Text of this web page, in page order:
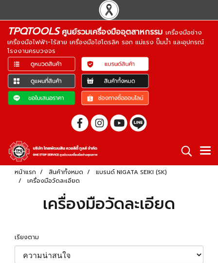
TPQTOOLSศูนย์รวมเครื่องมืออุตสาหกรรม เครื่องมือช่าง
เครื่องมือไฟฟ้า-ไร้สาย เครื่องมือไฮโดรลิค รอก แม่แรง ปั๊มน้ำ และอุปกรณ์
โรงงานครบวงจร
หน้าแรก สินค้าทั้งหมด
แบรนด์ NIGATA SEIKI (SK)
เครื่องมือวัดละเอียด
เครื่องมือวัดละเอียด
เรียงตาม